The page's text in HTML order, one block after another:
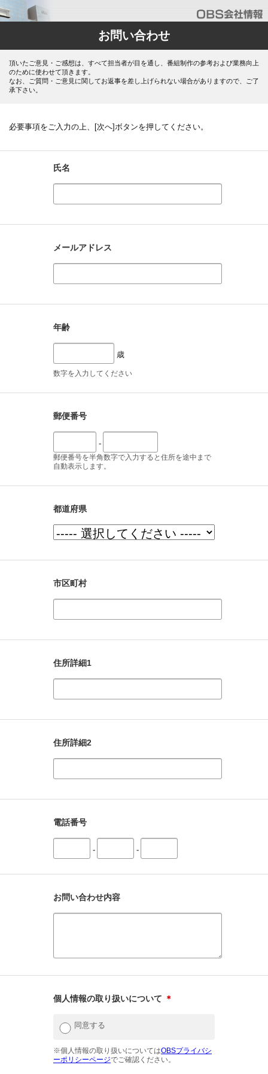
お問い合わせ
頂いたご意見・ご感想は、すべて担当者が目を通し、番組制作の参考および業務向上
のために使わせて頂きます。
なお、ご質問・ご意見に関してお返事を差し上げられない場合がありますので、ご了
承下さい。
必要事項をご入力の上、[次へ]ボタンを押してください。
氏名
メールアドレス
年齢
歳
数字を入力してください
郵便番号
-
郵便番号を半角数字で入力すると住所を途中まで
自動表示します。
都道府県
市区町村
住所詳細1
住所詳細2
電話番号
- -
お問い合わせ内容
個人情報の取り扱いについて ＊
同意する
※個人情報の取り扱いについてはOBSプライバシ
ーポリシーページでご確認ください。